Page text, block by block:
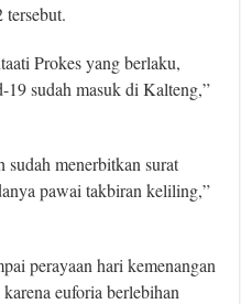
tersebut.
Prokes yang berlaku,
19 sudah masuk di Kalteng,”
menerbitkan surat
pawai takbiran keliling,”
perayaan hari kemenangan
euforia berlebihan